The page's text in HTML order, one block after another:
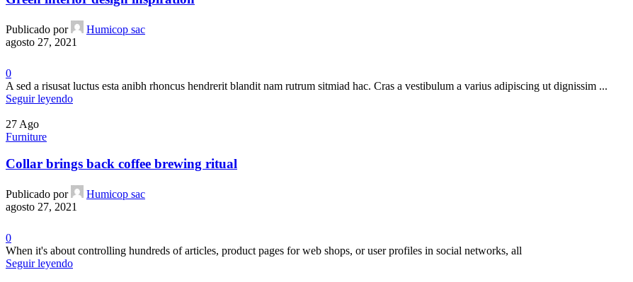
Publicado por
Humicop sac
agosto 27, 2021
0
A sed a risusat luctus esta anibh rhoncus hendrerit blandit nam rutrum sitmiad hac. Cras a vestibulum a varius adipiscing ut dignissim ...
Seguir leyendo
27 Ago
Furniture
Collar brings back coffee brewing ritual
Publicado por
Humicop sac
agosto 27, 2021
0
When it's about controlling hundreds of articles, product pages for web shops, or user profiles in social networks, all
Seguir leyendo